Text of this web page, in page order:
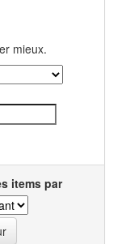
mieux.
items par